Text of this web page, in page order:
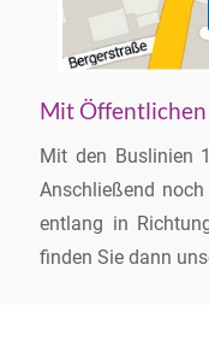
Mit
Mit den Buslinien
Anschließend
entlang in
finden Sie dann